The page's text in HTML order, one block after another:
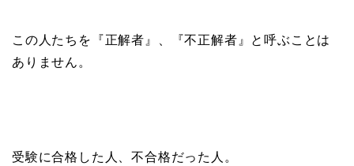
この人たちを『正解者』、『不正解者』と呼ぶことは
ありません。
受験に合格した人、不合格だった人。